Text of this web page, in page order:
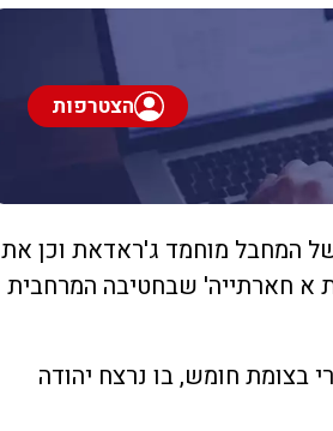
הצטרפות
המחבל מוחמד ג'ראדאת וכן את
א חארתייה' שבחטיבה המרחבית
פיגוע ירי בצומת חומש, בו נרצח יהודה